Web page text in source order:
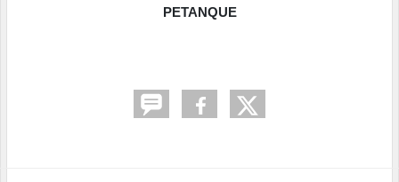
PETANQUE